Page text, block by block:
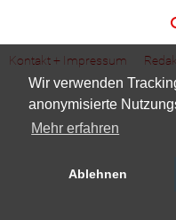
Wir verwenden
anonymisierte
Mehr erfahren
Ablehnen
Kontakt + Impressum